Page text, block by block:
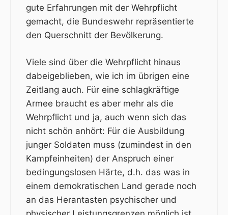
gute Erfahrungen mit der Wehrpflicht
gemacht, die Bundeswehr repräsentierte
den Querschnitt der Bevölkerung.
Viele sind über die Wehrpflicht hinaus
dabeigeblieben, wie ich im übrigen eine
Zeitlang auch. Für eine schlagkräftige
Armee braucht es aber mehr als die
Wehrpflicht und ja, auch wenn sich das
nicht schön anhört: Für die Ausbildung
junger Soldaten muss (zumindest in den
Kampfeinheiten) der Anspruch einer
bedingungslosen Härte, d.h. das was in
einem demokratischen Land gerade noch
an das Herantasten psychischer und